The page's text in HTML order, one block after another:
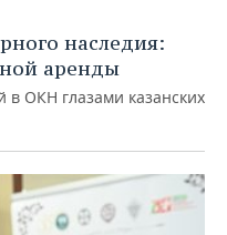
наследия:
аренды
ОКН глазами казанских